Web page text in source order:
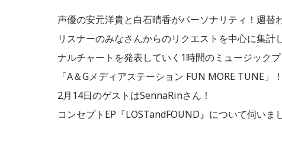
声優の安元洋貴と白石晴香がパーソナリティ！週替
リスナーのみなさんからのリクエストを中心に集
ナルチャートを発表していく1時間のミュージックプ
「A＆Gメディアステーション FUN MORE TUNE」！
2月14日のゲストはSennaRinさん！
コンセプトEP『LOSTandFOUND』について伺いまし